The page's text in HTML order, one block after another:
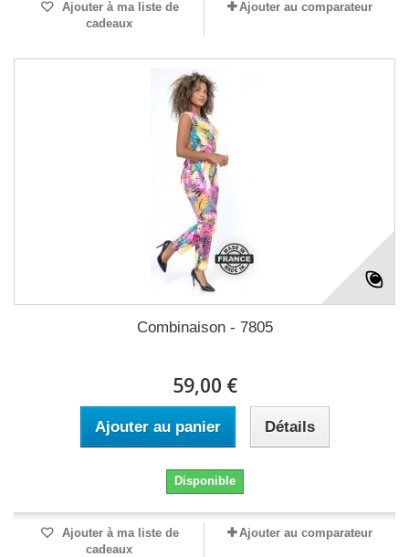
Ajouter à ma liste de
cadeaux
Ajouter au comparateur
Combinaison - 7805
59,00 €
Ajouter au panier Détails
Disponible
Ajouter à ma liste de
cadeaux
Ajouter au comparateur